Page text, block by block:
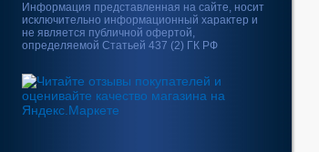
Информация представленная на сайте, носит
исключительно информационный характер и
не является публичной офертой,
определяемой Статьей 437 (2) ГК РФ